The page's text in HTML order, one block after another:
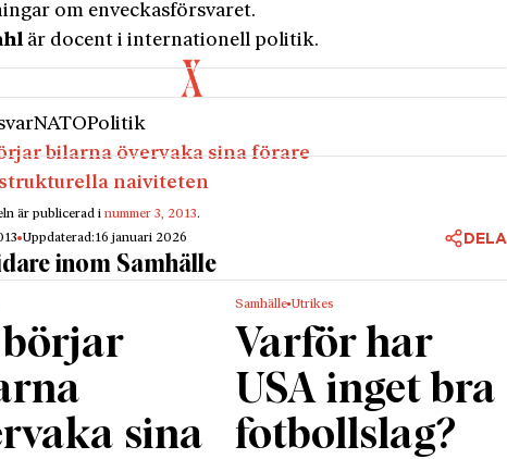
om enveckasförsvaret.
är docent i internationell politik.
NATOPolitik
bilarna övervaka sina förare
naiviteten
är publicerad inummer 3, 2013.
Uppdaterad:16 januari 2026 DELA
inom Samhälle
börjar
sina
Samhälle Utrikes
Varför har
USA inget bra
fotbollslag?